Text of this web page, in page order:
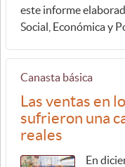
este informe
Social, Económica y
Canasta básica
Las ventas en
sufrieron una
reales
En